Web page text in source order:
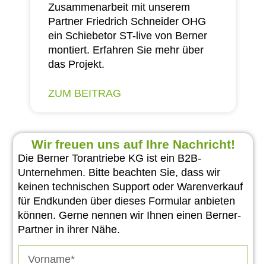
Zusammenarbeit mit unserem
Partner Friedrich Schneider OHG
ein Schiebetor ST-live von Berner
montiert. Erfahren Sie mehr über
das Projekt.
ZUM BEITRAG
Wir freuen uns auf Ihre Nachricht!
Die Berner Torantriebe KG ist ein B2B-
Unternehmen. Bitte beachten Sie, dass wir
keinen technischen Support oder Warenverkauf
für Endkunden über dieses Formular anbieten
können. Gerne nennen wir Ihnen einen Berner-
Partner in ihrer Nähe.